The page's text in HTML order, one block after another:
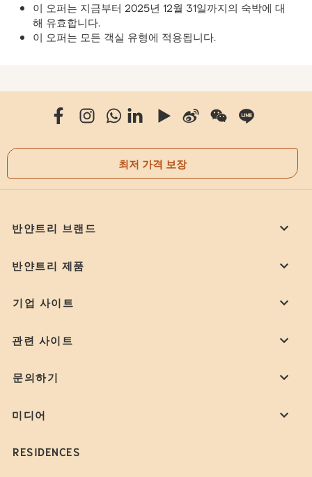
이 오퍼는 지금부터 2025년 12월 31일까지의 숙박에 대
해 유효합니다.
이 오퍼는 모든 객실 유형에 적용됩니다.
최저 가격 보장
반얀트리 브랜드
반얀트리 제품
기업 사이트
관련 사이트
문의하기
미디어
RESIDENCES